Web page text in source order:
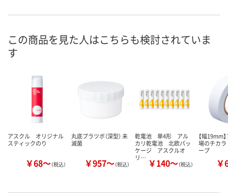
この商品を見た人はこちらも検討されていま
す
アスクル オリジナル
スティックのり
￥68～（税込）
丸底プラツボ（深型） 未
滅菌
￥957～（税込）
乾電池 単4形 アル
カリ乾電池 北欧パッ
ケージ アスクルオ
リ… ￥140～（税込）
【幅19mm
場のチカ
ープ
￥